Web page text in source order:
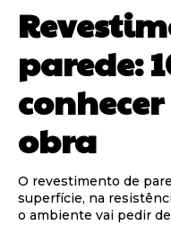
parede:
obra
O revestimento de
superfície, na
o ambiente vai pedir